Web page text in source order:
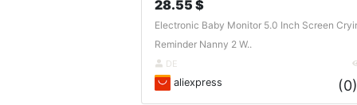
28.55 $
Electronic Baby Monitor 5.0 Inch Screen
Reminder Nanny 2 W..
DE
aliexpress